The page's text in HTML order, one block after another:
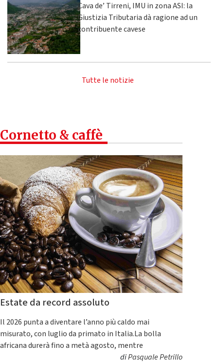
Cava de’ Tirreni, IMU in zona ASI: la
Giustizia Tributaria dà ragione ad un
contribuente cavese
Tutte le notizie
Cornetto & caffè
Estate da record assoluto
Il 2026 punta a diventare l’anno più caldo mai
misurato, con luglio da primato in Italia.La bolla
africana durerà fino a metà agosto, mentre
diPasquale Petrillo